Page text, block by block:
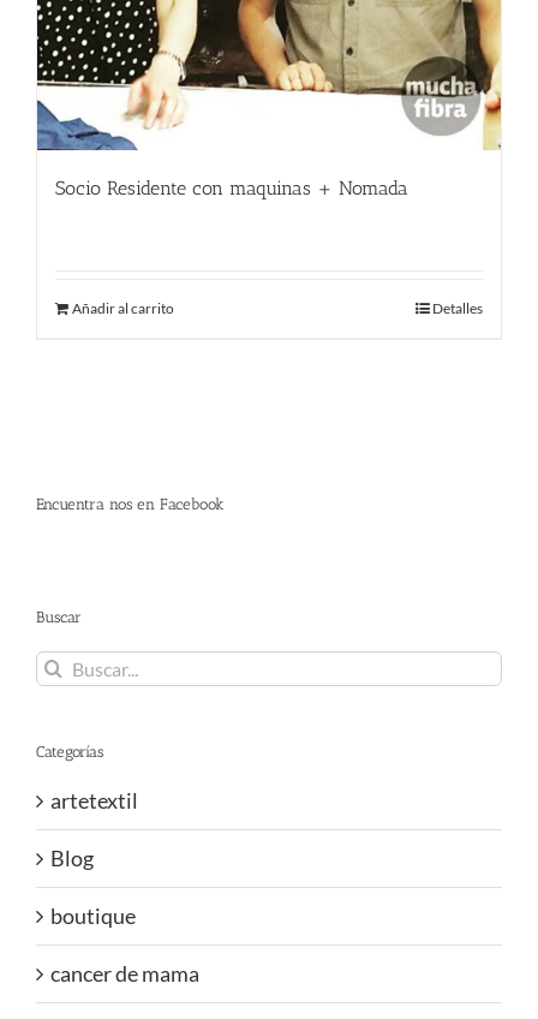
Socio Residente con maquinas + Nomada
Añadir al carrito Detalles
Encuentra nos en Facebook
Buscar
Buscar:
Categorías
artetextil
Blog
boutique
cancer de mama